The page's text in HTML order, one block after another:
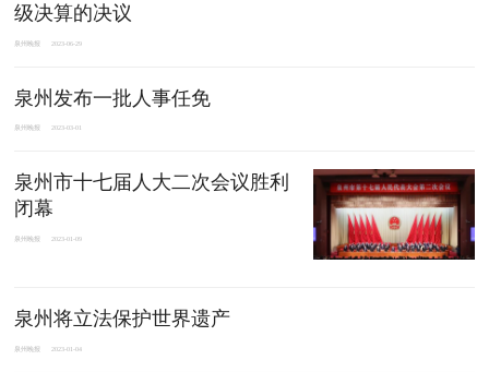
级决算的决议
泉州晚报 2023-06-29
泉州发布一批人事任免
泉州晚报 2023-03-01
泉州市十七届人大二次会议胜利
闭幕
泉州晚报 2023-01-09
泉州将立法保护世界遗产
泉州晚报 2023-01-04